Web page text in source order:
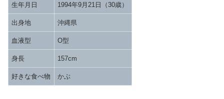
生年月日 1994年9月21日（30歳）
出身地 沖縄県
血液型 O型
身長 157cm
好きな食べ物 かぶ